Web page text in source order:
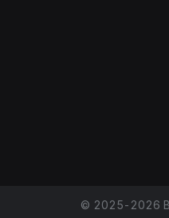
© 2025-2026